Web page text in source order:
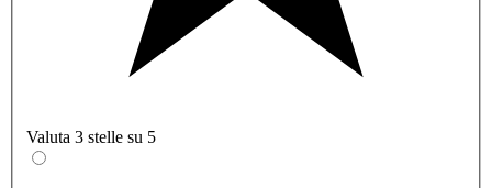
Valuta 3 stelle su 5